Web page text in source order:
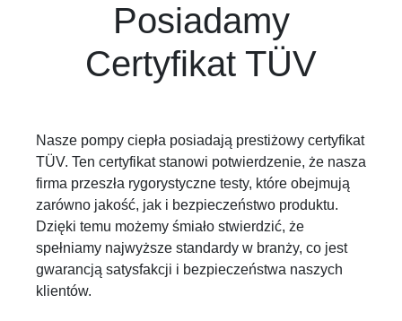
Posiadamy
Certyfikat TÜV
Nasze pompy ciepła posiadają prestiżowy certyfikat
TÜV. Ten certyfikat stanowi potwierdzenie, że nasza
firma przeszła rygorystyczne testy, które obejmują
zarówno jakość, jak i bezpieczeństwo produktu.
Dzięki temu możemy śmiało stwierdzić, że
spełniamy najwyższe standardy w branży, co jest
gwarancją satysfakcji i bezpieczeństwa naszych
klientów.